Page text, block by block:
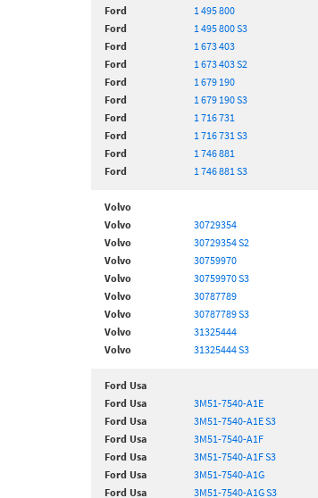
Ford
1 495 800
Ford
1 495 800 S3
Ford
1 673 403
Ford
1 673 403 S2
Ford
1 679 190
Ford
1 679 190 S3
Ford
1 716 731
Ford
1 716 731 S3
Ford
1 746 881
Ford
1 746 881 S3
Volvo
Volvo
30729354
Volvo
30729354 S2
Volvo
30759970
Volvo
30759970 S3
Volvo
30787789
Volvo
30787789 S3
Volvo
31325444
Volvo
31325444 S3
Ford Usa
Ford Usa
3M51-7540-A1E
Ford Usa
3M51-7540-A1E S3
Ford Usa
3M51-7540-A1F
Ford Usa
3M51-7540-A1F S3
Ford Usa
3M51-7540-A1G
Ford Usa
3M51-7540-A1G S3